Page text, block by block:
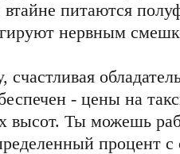
питаются
нервным
- цены на
высот. Ты можешь
процент